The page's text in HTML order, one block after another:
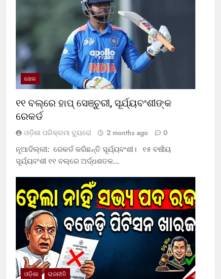
ଖେଳ
୧୧ ବଲ୍‌ରେ ହାପ୍ ସେଞ୍ଚୁରୀ, ସୂର୍ଯ୍ୟବଂଶୀଙ୍କ
ରେକର୍ଡ
ଓଡ଼ିଶା ପରିକ୍ରମା ବ୍ୟୁରୋ 2 months ago 0
ନୂଆଦିଲ୍ଲୀ: ରେକର୍ଡ କରିଛନ୍ତି ସୂର୍ଯ୍ୟବଂଶୀ। ୧୫ ବର୍ଷୀୟ
ସୂର୍ଯ୍ୟବଂଶୀ ୧୧ ବଲ୍‌ରେ ଅର୍ଦ୍ଧଶତକ…
ଓଡ଼ିଶା ରାଜନୀତି